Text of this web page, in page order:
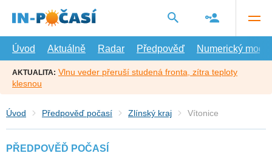
hlavní
Úvod
Aktuálně Radar Předpověď Numerický model
AKTUALITA: Vlnu veder přeruší studená fronta, zítra teploty
klesnou
Úvod Předpověď počasí Zlínský kraj Vítonice
PŘEDPOVĚĎ POČASÍ